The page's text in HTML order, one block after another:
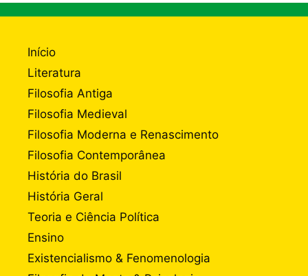
Início
Literatura
Filosofia Antiga
Filosofia Medieval
Filosofia Moderna e Renascimento
Filosofia Contemporânea
História do Brasil
História Geral
Teoria e Ciência Política
Ensino
Existencialismo & Fenomenologia